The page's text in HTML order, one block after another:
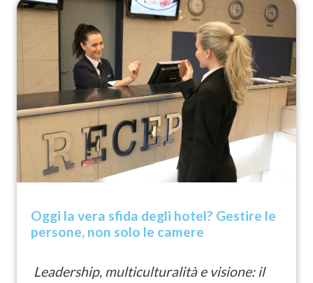
Oggi la vera sfida degli hotel? Gestire le
persone, non solo le camere
Leadership, multiculturalità e visione: il